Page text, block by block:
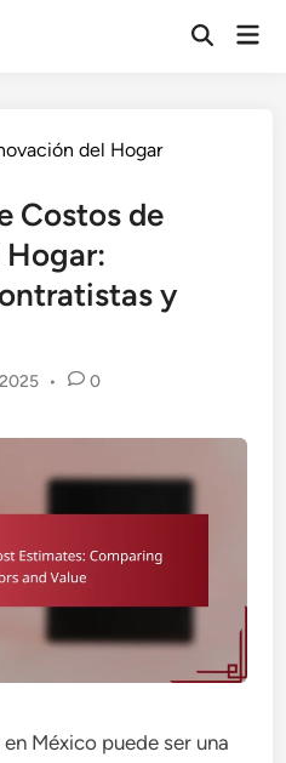
Open
del Hogar
Costos de
Hogar:
y
• 0
México puede ser una